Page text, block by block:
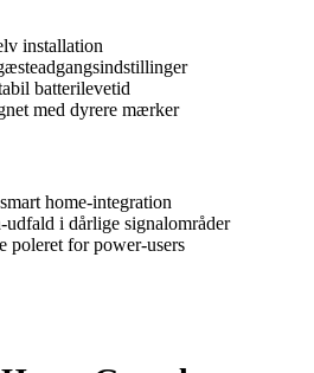
installation
batterilevetid
med dyrere mærker
home-integration
udfald i dårlige signalområder
poleret for power-users